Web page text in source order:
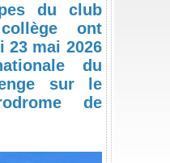
du club
ont
23 mai 2026
du
sur le
de